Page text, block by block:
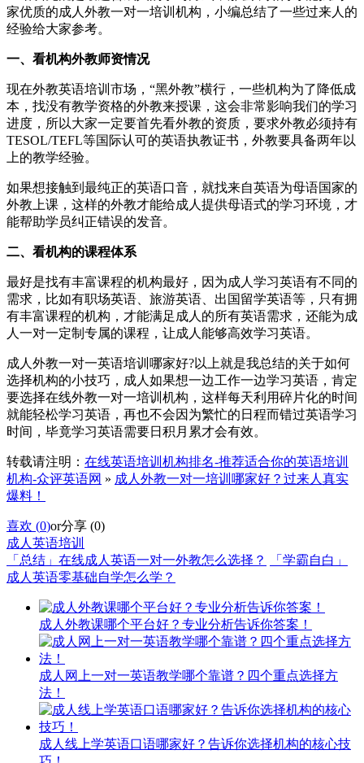
家优质的成人外教一对一培训机构，小编总结了一些过来人的
经验给大家参考。
一、看机构外教师资情况
现在外教英语培训市场，“黑外教”横行，一些机构为了降低成
本，找没有教学资格的外教来授课，这会非常影响我们的学习
进度，所以大家一定要首先看外教的资质，要求外教必须持有
TESOL/TEFL等国际认可的英语执教证书，外教要具备两年以
上的教学经验。
如果想接触到最纯正的英语口音，就找来自英语为母语国家的
外教上课，这样的外教才能给成人提供母语式的学习环境，才
能帮助学员纠正错误的发音。
二、看机构的课程体系
最好是找有丰富课程的机构最好，因为成人学习英语有不同的
需求，比如有职场英语、旅游英语、出国留学英语等，只有拥
有丰富课程的机构，才能满足成人的所有英语需求，还能为成
人一对一定制专属的课程，让成人能够高效学习英语。
成人外教一对一英语培训哪家好?以上就是我总结的关于如何
选择机构的小技巧，成人如果想一边工作一边学习英语，肯定
要选择在线外教一对一培训机构，这样每天利用碎片化的时间
就能轻松学习英语，再也不会因为繁忙的日程而错过英语学习
时间，毕竟学习英语需要日积月累才会有效。
转载请注明： 在线英语培训机构排名-推荐适合你的英语培训
机构-众评英语网 » 成人外教一对一培训哪家好？过来人真实
爆料！
喜欢 (0)or分享 (0)
成人英语培训
「总结」在线成人英语一对一外教怎么选择？
「学霸自白」
成人英语零基础自学怎么学？
成人外教课哪个平台好？专业分析告诉你答案！
成人网上一对一英语教学哪个靠谱？四个重点选择方
法！
成人线上学英语口语哪家好？告诉你选择机构的核心技